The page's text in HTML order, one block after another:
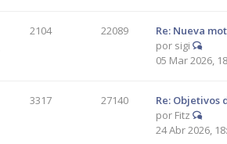
2104 22089
Re: Nueva
por sigi
05 Mar 2026,
3317 27140
Re: Objetivos
por Fitz
24 Abr 2026,